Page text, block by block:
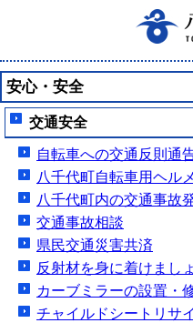
安心・安全
交通安全
自転車への交通反則通
八千代町自転車用ヘル
八千代町内の交通事故
交通事故相談
県民交通災害共済
反射材を身に着けまし
カーブミラーの設置・
チャイルドシートリサ